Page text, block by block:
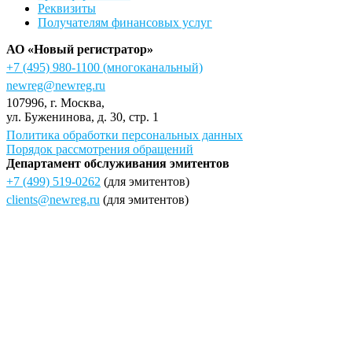
Реквизиты
Получателям финансовых услуг
АО «Новый регистратор»
+7 (495) 980-1100 (многоканальный)
newreg@newreg.ru
107996, г. Москва,
ул. Буженинова, д. 30, стр. 1
Политика обработки персональных данных
Порядок рассмотрения обращений
Департамент обслуживания эмитентов
+7 (499) 519-0262 (для эмитентов)
clients@newreg.ru (для эмитентов)